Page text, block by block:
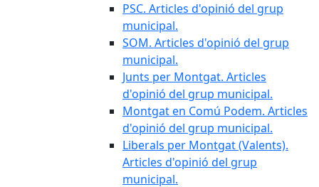
PSC. Articles d'opinió del grup
municipal.
SOM. Articles d'opinió del grup
municipal.
Junts per Montgat. Articles
d'opinió del grup municipal.
Montgat en Comú Podem. Articles
d'opinió del grup municipal.
Liberals per Montgat (Valents).
Articles d'opinió del grup
municipal.